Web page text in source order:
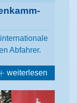
Abfahrer.
weiterlesen